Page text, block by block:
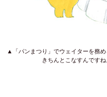
▲「パンまつり」でウェイターを務
きちんとこなすんです